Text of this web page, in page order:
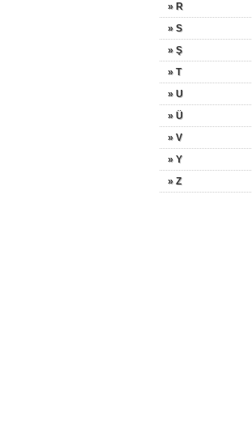
» R
» S
» Ş
» T
» U
» Ü
» V
» Y
» Z